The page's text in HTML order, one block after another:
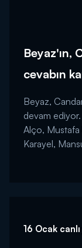
Beyaz'ın,
cevabın
Beyaz,
devam
Alço, Mustafa
Karayel, Mansur
16 Ocak